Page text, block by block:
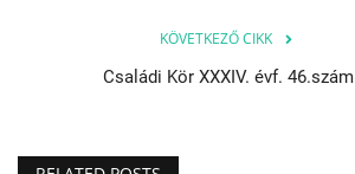
KÖVETKEZŐ CIKK
Családi Kör XXXIV. évf. 46.szám